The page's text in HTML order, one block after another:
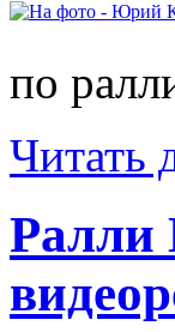
по
Читать
Ралли